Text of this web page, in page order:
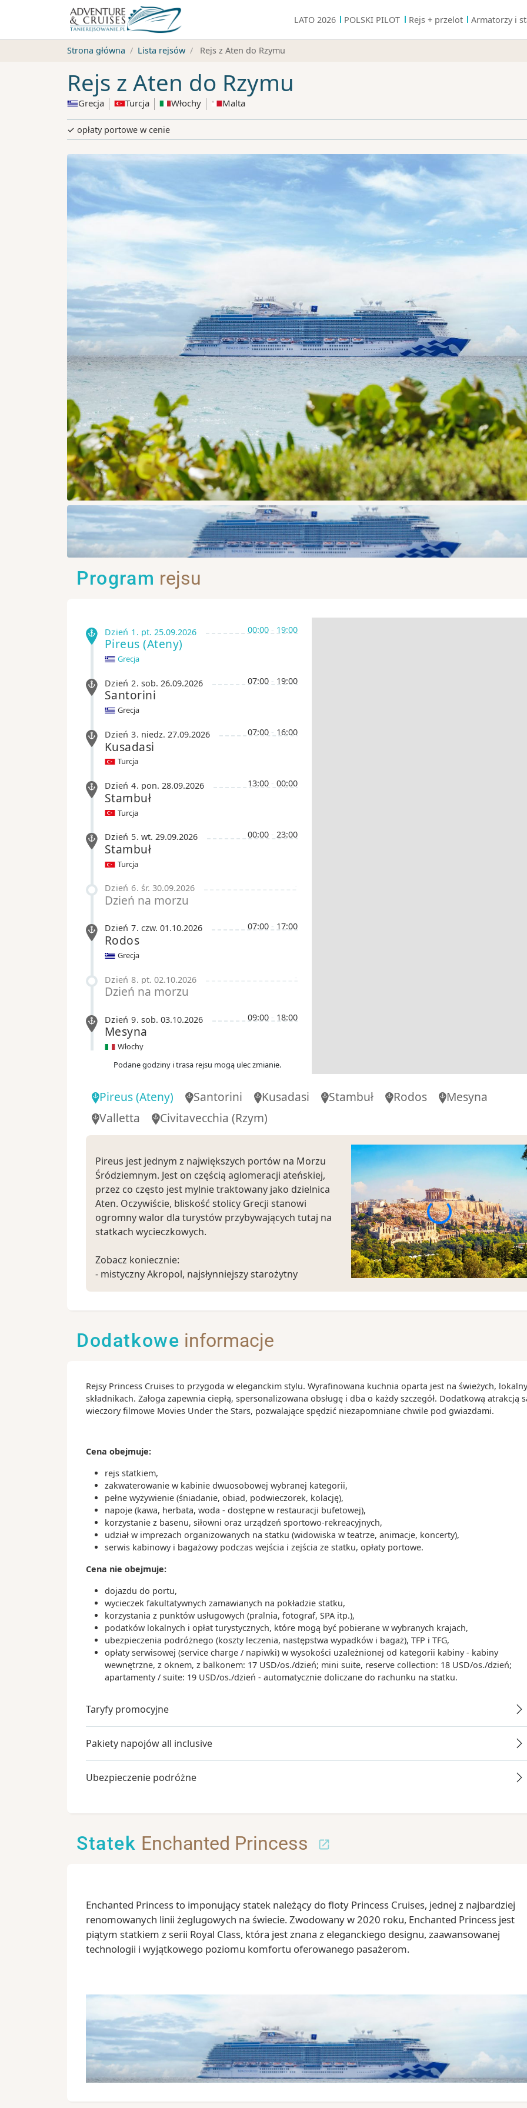
LATO 2026 POLSKI PILOT Rejs + przelot Armatorzy i
Strona główna Lista rejsów Rejs z Aten do Rzymu
Rejs z Aten do Rzymu
Grecja Turcja Włochy Malta
✓ opłaty portowe w cenie
Program rejsu
00:00 - 19:00
Dzień 1 . pt. 25.09.2026
Pireus (Ateny)
Grecja
07:00 - 19:00
Dzień 2. sob. 26.09.2026
Santorini
Grecja
07:00 - 16:00
Dzień 3. niedz. 27.09.2026
Kusadasi
Turcja
13:00 - 00:00
Dzień 4. pon. 28.09.2026
Stambuł
Turcja
00:00 - 23:00
Dzień 5. wt. 29.09.2026
Stambuł
Turcja
Dzień 6. śr. 30.09.2026
Dzień na morzu
07:00 - 17:00
Dzień 7. czw. 01.10.2026
Rodos
Grecja
Dzień 8. pt. 02.10.2026
Dzień na morzu
09:00 - 18:00
Dzień 9. sob. 03.10.2026
Mesyna
Włochy
08:00-21:00
Dzień 10 .niedz. 04.10.2026
Malta
Dzień 11 pon.05.10.2026
Dzień na morzu
06:00-00:00
Dzień 12.wt.06.10.2026
Civitavecchia(Rzym)
Włochy
Podane godziny i trasa rejsu mogą ulec zmianie.
Pireus (Ateny) Santorini Kusadasi Stambuł Rodos
Mesyna
Valletta
Civitavecchia (Rzym)
Pireus jest jednym z największych portów na Morzu
Śródziemnym. Jest on częścią aglomeracji ateńskiej,
przez co często jest mylnie traktowany jako dzielnica
Aten. Oczywiście, bliskość stolicy Grecji stanowi
ogromny walor dla turystów przybywających tutaj na
statkach wycieczkowych.
Zobacz koniecznie:
- mistyczny Akropol, najsłynniejszy starożytny
- plac Monastiraki
- Narodowe Muzeum Archeologiczne
- w każdą niedzielę, o godzinie 11, na Placu Syntagma
odbywa się uroczysta zmiana warty
- stadion Panateński (Panathinaiko) został w całości
roku
- w Atenach istnieje obostrzenie co wysokości
budowli, a to wszystko po to, żeby było widać
Akropol z każdego miejsca w mieście
- Brettos to barwna knajpka znajdująca się w samym
centrum Plaki
Dodatkowe informacje
Rejsy Princess Cruises to przygoda w eleganckim stylu. Wyrafinowana kuchnia oparta jest na świeżych,
składnikach. Załoga zapewnia ciepłą, spersonalizowana obsługę i dba o każdy szczegół. Dodatkową atrakcją
wieczory filmowe Movies Under the Stars, pozwalające spędzić niezapomniane chwile pod gwiazdami.
Cena obejmuje:
rejs statkiem,
zakwaterowanie w kabinie dwuosobowej wybranej kategorii,
pełne wyżywienie (śniadanie, obiad, podwieczorek, kolację),
napoje (kawa, herbata, woda - dostępne w restauracji bufetowej),
korzystanie z basenu, siłowni oraz urządzeń sportowo-rekreacyjnych,
udział w imprezach organizowanych na statku (widowiska w teatrze, animacje, koncerty),
serwis kabinowy i bagażowy podczas wejścia i zejścia ze statku, opłaty portowe.
Cena nie obejmuje:
dojazdu do portu,
wycieczek fakultatywnych zamawianych na pokładzie statku,
korzystania z punktów usługowych (pralnia, fotograf, SPA itp.),
podatków lokalnych i opłat turystycznych, które mogą być pobierane w wybranych krajach,
ubezpieczenia podróżnego (koszty leczenia, następstwa wypadków i bagaż), TFP i TFG,
opłaty serwisowej (service charge / napiwki) w wysokości uzależnionej od kategorii kabiny - kabiny
wewnętrzne, z oknem, z balkonem: 17 USD/os./dzień; mini suite, reserve collection: 18 USD/os./dzień;
apartamenty / suite: 19 USD/os./dzień - automatycznie doliczane do rachunku na statku.
Taryfy promocyjne
Pakiety napojów all inclusive
Ubezpieczenie podróżne
Statek Enchanted Princess
Enchanted Princess to imponujący statek należący do floty Princess Cruises, jednej z najbardziej
renomowanych linii żeglugowych na świecie. Zwodowany w 2020 roku, Enchanted Princess jest
piątym statkiem z serii Royal Class, która jest znana z eleganckiego designu, zaawansowanej
technologii i wyjątkowego poziomu komfortu oferowanego pasażerom.